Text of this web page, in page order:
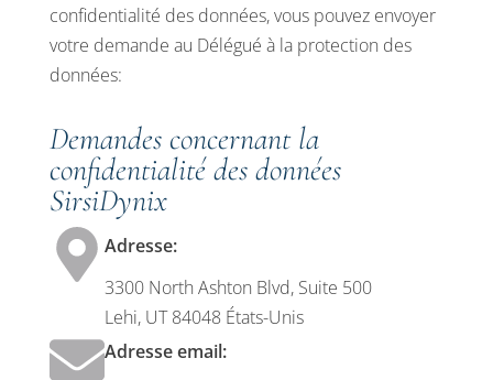
confidentialité des données, vous pouvez envoyer
votre demande au Délégué à la protection des
données:
Demandes concernant la
confidentialité des données
SirsiDynix
Adresse:
3300 North Ashton Blvd, Suite 500
Lehi, UT 84048 États-Unis
Adresse email: